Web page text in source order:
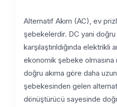
Alternatif Akım (AC), ev
şebekelerdir. DC yani doğru
karşılaştırıldığında elektrikli
ekonomik şebeke
doğru akıma göre daha
şebekesinden gelen
dönüştürücü sayesinde